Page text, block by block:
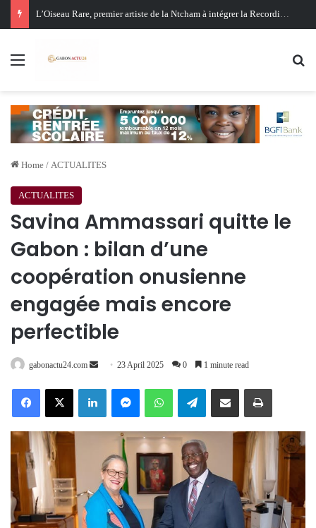
Oligui Nguema au Ghana : Libreville mise sur Accra pour renforcer sa stratégie diplomatique et économique
Menu
Home / ACTUALITES
ACTUALITES
Savina Ammassari quitte le
Gabon : bilan d’une
coopération onusienne
engagée mais encore
perfectible
gabonactu24.com
Send 23 April 2025 0 1 minute read
FacebookX LinkedInMessengerWhatsAppTelegramShare via Email Print